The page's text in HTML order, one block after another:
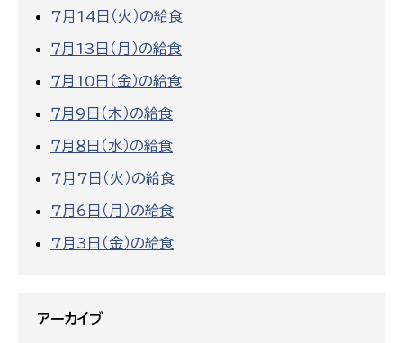
7月14日（火）の給食
７月13日（月）の給食
７月10日（金）の給食
７月9日（木）の給食
７月８日（水）の給食
7月7日（火）の給食
7月6日（月）の給食
7月3日（金）の給食
アーカイブ